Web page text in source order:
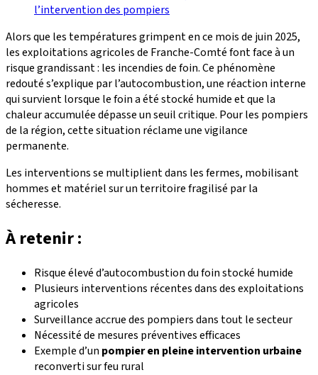
l’intervention des pompiers
Alors que les températures grimpent en ce mois de juin 2025,
les exploitations agricoles de Franche-Comté font face à un
risque grandissant : les incendies de foin. Ce phénomène
redouté s’explique par l’autocombustion, une réaction interne
qui survient lorsque le foin a été stocké humide et que la
chaleur accumulée dépasse un seuil critique. Pour les pompiers
de la région, cette situation réclame une vigilance
permanente.
Les interventions se multiplient dans les fermes, mobilisant
hommes et matériel sur un territoire fragilisé par la
sécheresse.
À retenir :
Risque élevé d’autocombustion du foin stocké humide
Plusieurs interventions récentes dans des exploitations
agricoles
Surveillance accrue des pompiers dans tout le secteur
Nécessité de mesures préventives efficaces
Exemple d’un pompier en pleine intervention urbaine
reconverti sur feu rural